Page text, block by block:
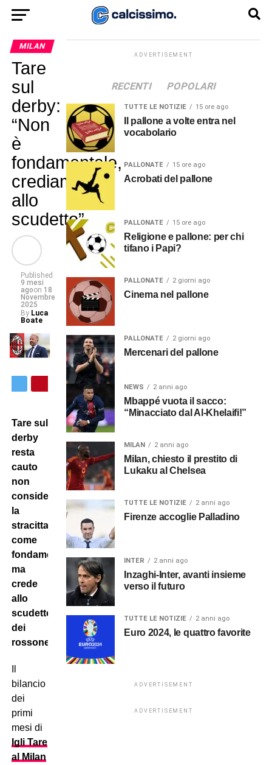
MILAN
Tare
sul
derby:
“Non
è
fondamentale,
crediamo
allo
scudetto”
Published
9 mesi
agoon 18
Novembre
2025
By Luca
Boate
Tare sul
derby
resta
cauto
non
considerando
la
stracittadina
come
fondamentale,
ma
crede
allo
scudetto
dei
rossoneri.
bilancio
dei
primi
mesi di
Igli Tare
al Milan
ADVERTISEMENT
RECENTI POPOLARI
TUTTE LE NOTIZIE 15 ore ago
Il pallone a volte entra nel
vocabolario
PALLONATE 15 ore ago
Acrobati del pallone
PALLONATE 15 ore ago
Religione e pallone: per chi
tifano i Papi?
PALLONATE 2 giorni ago
Cinema nel pallone
PALLONATE 2 giorni ago
Mercenari del pallone
NEWS 2 anni ago
Mbappé vuota il sacco:
“Minacciato dal Al-Khelaifi!”
MILAN 2 anni ago
Milan, chiesto il prestito di
Lukaku al Chelsea
TUTTE LE NOTIZIE 2 anni ago
Firenze accoglie Palladino
INTER 2 anni ago
Inzaghi-Inter, avanti insieme
verso il futuro
TUTTE LE NOTIZIE 2 anni ago
Euro 2024, le quattro favorite
ADVERTISEMENT
ADVERTISEMENT